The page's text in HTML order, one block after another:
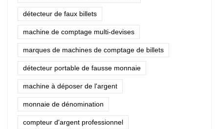
détecteur de faux billets
machine de comptage multi-devises
marques de machines de comptage de billets
détecteur portable de fausse monnaie
machine à déposer de l'argent
monnaie de dénomination
compteur d'argent professionnel